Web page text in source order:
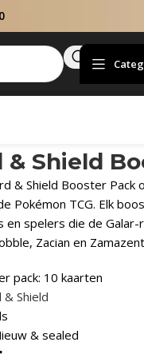
& Shield
& Shield Booster
Pokémon TCG. Elk
en spelers die de
Zacian en
pack: 10 kaarten
& Shield
& sealed